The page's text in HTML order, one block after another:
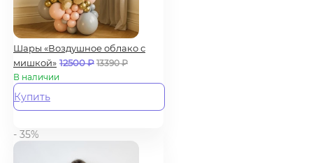
Шары «Воздушное облако с
мишкой» 12500₽ 13390₽
В наличии
Купить
- 35%